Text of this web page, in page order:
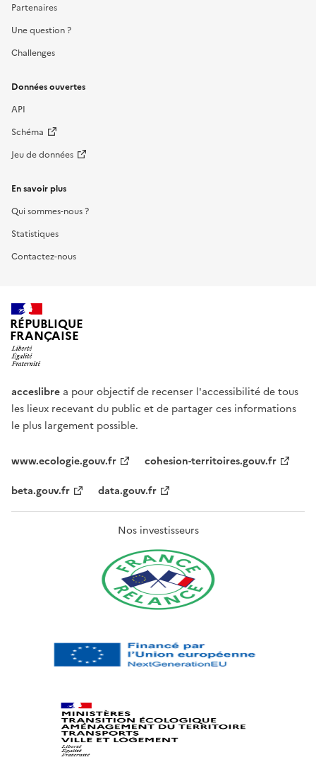
Partenaires
Une question ?
Challenges
Données ouvertes
API
Schéma
Jeu de données
En savoir plus
Qui sommes-nous ?
Statistiques
Contactez-nous
RÉPUBLIQUE
FRANÇAISE
acceslibre a pour objectif de recenser l'accessibilité de tous
les lieux recevant du public et de partager ces informations
le plus largement possible.
www.ecologie.gouv.fr
cohesion-territoires.gouv.fr
beta.gouv.fr
data.gouv.fr
Nos investisseurs